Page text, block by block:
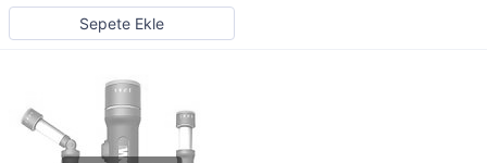
Sepete Ekle